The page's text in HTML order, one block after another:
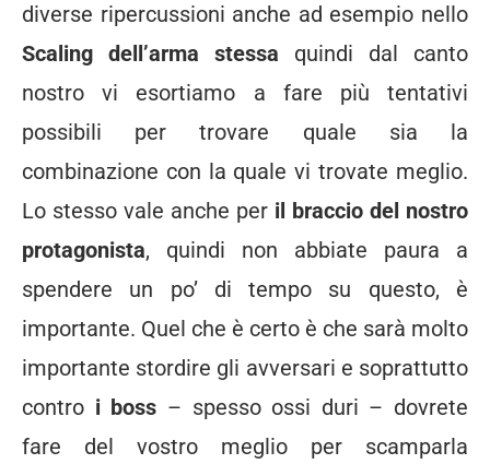
diverse ripercussioni anche ad esempio nello
Scaling dell’arma stessa quindi dal canto
nostro vi esortiamo a fare più tentativi
possibili per trovare quale sia la
combinazione con la quale vi trovate meglio.
Lo stesso vale anche per il braccio del nostro
protagonista, quindi non abbiate paura a
spendere un po’ di tempo su questo, è
importante. Quel che è certo è che sarà molto
importante stordire gli avversari e soprattutto
contro i boss – spesso ossi duri – dovrete
fare del vostro meglio per scamparla